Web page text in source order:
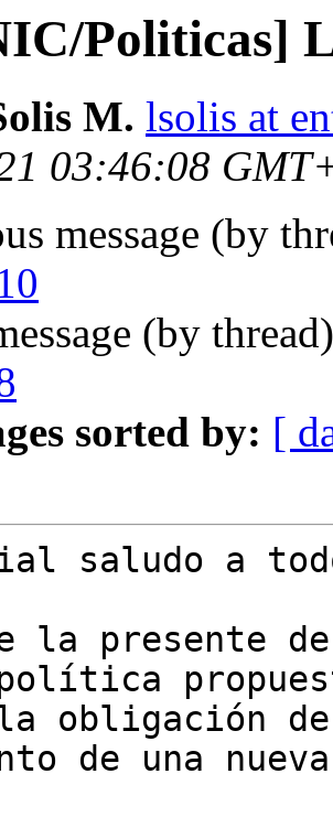
Politicas]
M. lsolis at
03:46:08
message (by
(by
sorted by: [
saludo a
la presente
obligación
de una